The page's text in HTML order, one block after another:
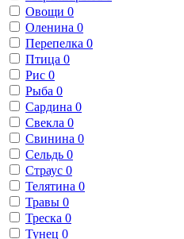
Овощи 0
Оленина 0
Перепелка 0
Птица 0
Рис 0
Рыба 0
Сардина 0
Свекла 0
Свинина 0
Сельдь 0
Страус 0
Телятина 0
Травы 0
Треска 0
Тунец 0